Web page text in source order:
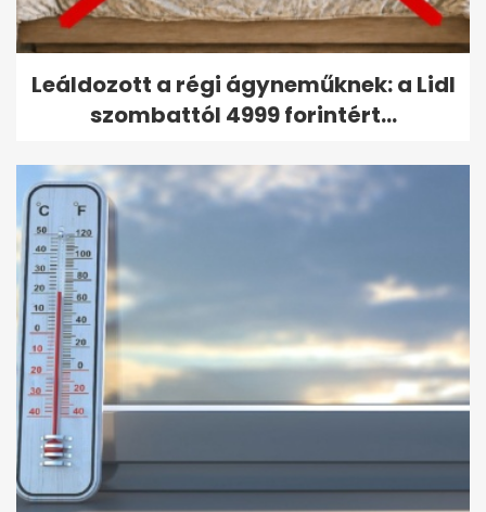
Leáldozott a régi ágyneműknek: a Lidl
szombattól 4999 forintért...